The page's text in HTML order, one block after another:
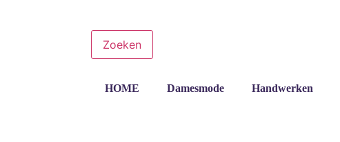
Zoeken
HOME Damesmode Handwerken